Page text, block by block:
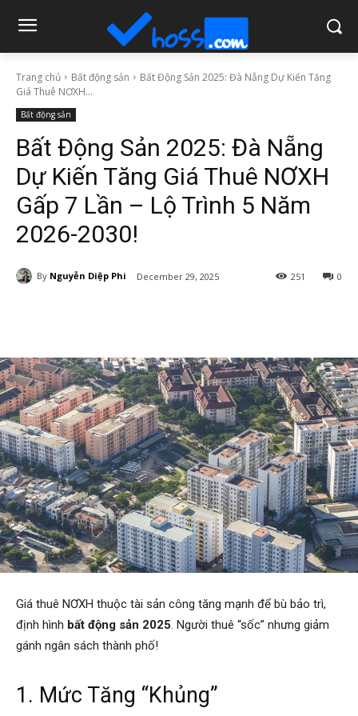
Trang chủ Bất động sản
Bất Động Sản 2025: Đà Nẵng Dự Kiến Tăng
Giá Thuê NƠXH...
Bất động sản
Bất Động Sản 2025: Đà Nẵng
Dự Kiến Tăng Giá Thuê NƠXH
Gấp 7 Lần – Lộ Trình 5 Năm
2026-2030!
By Nguyễn Diệp Phi December 29, 2025 0
251
Giá thuê NƠXH thuộc tài sản công tăng mạnh để bù bảo trì,
định hình bất động sản 2025. Người thuê “sốc” nhưng giảm
gánh ngân sách thành phố!
1. Mức Tăng “Khủng”